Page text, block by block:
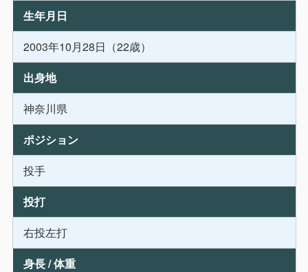
生年月日
2003年10月28日（22歳）
出身地
神奈川県
ポジション
投手
投打
右投左打
身長 / 体重